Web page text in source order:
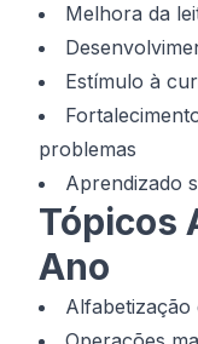
Melhora da
Estímulo à
problemas
Aprendizado
Tópicos
Ano
Alfabetização